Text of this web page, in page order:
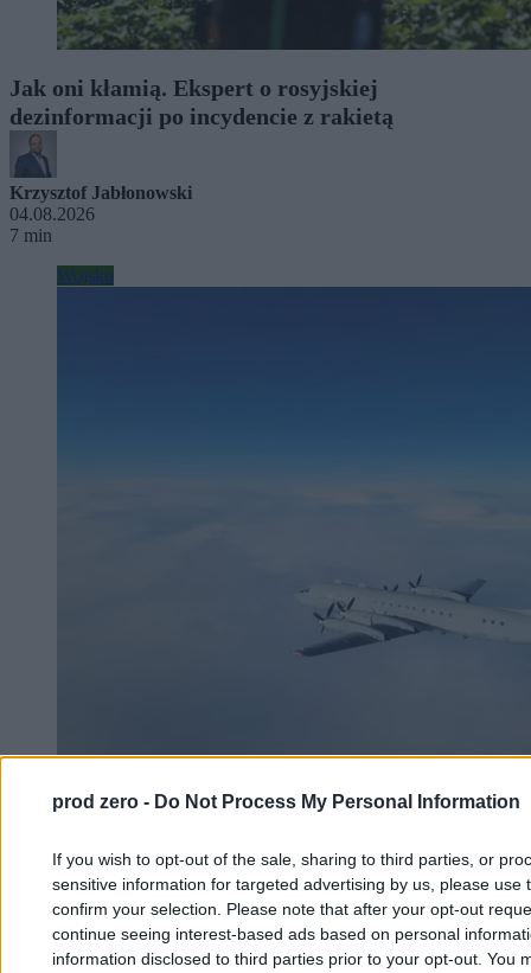
prod zero - Do Not Process My Personal Information
If you wish to opt-out of the sale, sharing to third parties, or
sensitive information for targeted advertising by us, please use
confirm your selection. Please note that after your opt-out
continue seeing interest-based ads based on personal
information disclosed to third parties prior to your opt-out. You
Jak oni kłamią. Ekspert o rosyjskiej
dezinformacji po incydencie z rakietą
Krzysztof Jabłonowski
04.08.2026
7 min
Wojsko
MON: Działania o charakterze prowokacyjnym
Tomasz Pałasz
04.08.2026